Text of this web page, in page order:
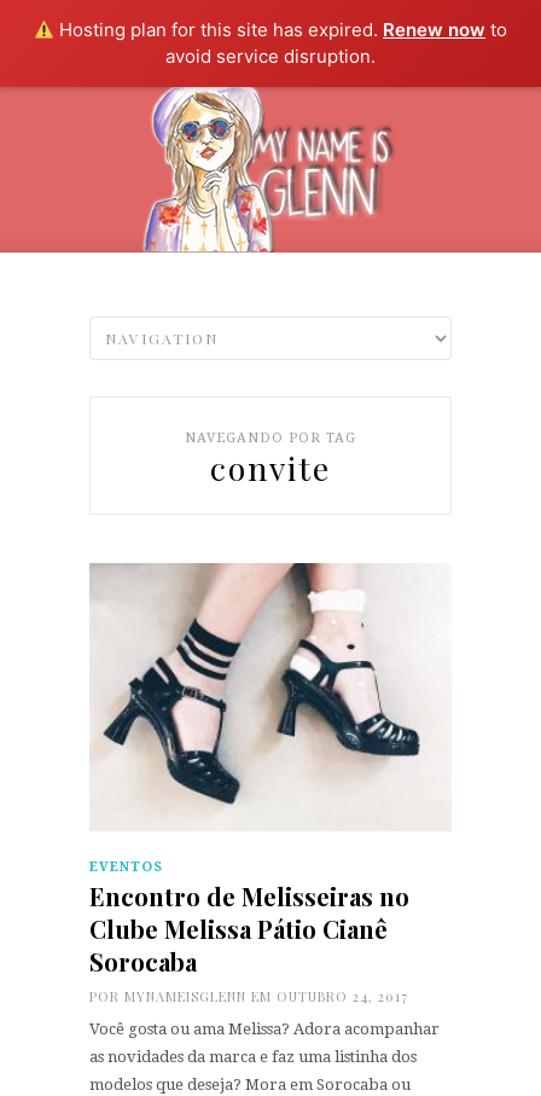
Hosting plan for this site has expired. Renew now to
avoid service disruption.
NAVEGANDO POR TAG
convite
EVENTOS
Encontro de Melisseiras no
Clube Melissa Pátio Cianê
Sorocaba
POR MYNAMEISGLENN EM OUTUBRO 24, 2017
Você gosta ou ama Melissa? Adora acompanhar
as novidades da marca e faz uma listinha dos
modelos que deseja? Mora em Sorocaba ou